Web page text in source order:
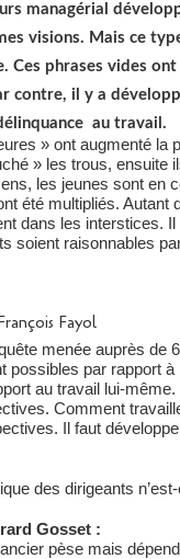
managérial
visions. Mais ce
Ces phrases vides
contre, il y a
au travail.
» ont augmenté la
» les trous, ensuite
les jeunes sont en
été multipliés.
dans les interstices.
soient raisonnables
Fayol
menée auprès de
possibles par rapport
au travail lui-
Comment
Il faut
des dirigeants
Gosset :
pèse mais